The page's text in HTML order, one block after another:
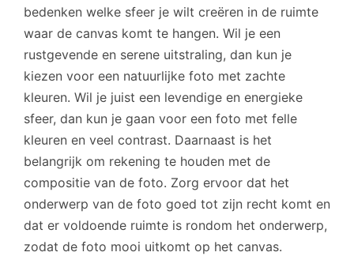
bedenken welke sfeer je wilt creëren in de ruimte
waar de canvas komt te hangen. Wil je een
rustgevende en serene uitstraling, dan kun je
kiezen voor een natuurlijke foto met zachte
kleuren. Wil je juist een levendige en energieke
sfeer, dan kun je gaan voor een foto met felle
kleuren en veel contrast. Daarnaast is het
belangrijk om rekening te houden met de
compositie van de foto. Zorg ervoor dat het
onderwerp van de foto goed tot zijn recht komt en
dat er voldoende ruimte is rondom het onderwerp,
zodat de foto mooi uitkomt op het canvas.